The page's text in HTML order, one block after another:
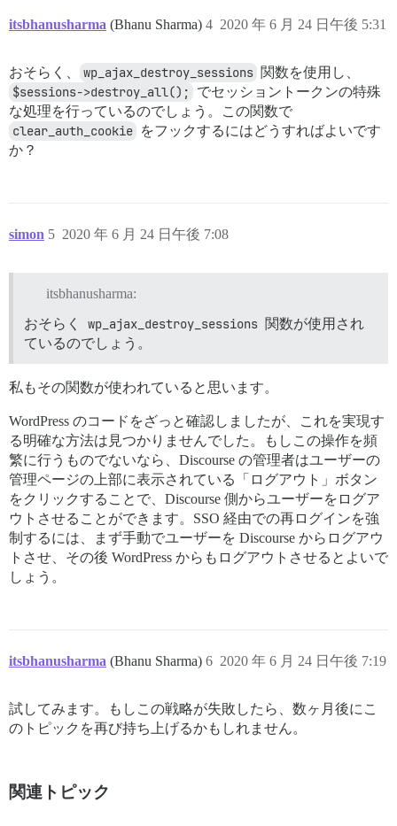
itsbhanusharma (Bhanu Sharma) 2020 年 6 月 24 日午後 5:31
4
おそらく、 wp_ajax_destroy_sessions 関数を使用し、
$sessions->destroy_all();
でセッショントークンの特殊
な処理を行っているのでしょう。この関数で
clear_auth_cookie をフックするにはどうすればよいです
か？
simon 2020 年 6 月 24 日午後 7:08
5
itsbhanusharma:
おそらく
wp_ajax_destroy_sessions 関数が使用され
ているのでしょう。
私もその関数が使われていると思います。
WordPress のコードをざっと確認しましたが、これを実現す
る明確な方法は見つかりませんでした。もしこの操作を頻
繁に行うものでないなら、Discourse の管理者はユーザーの
管理ページの上部に表示されている「ログアウト」ボタン
をクリックすることで、Discourse 側からユーザーをログア
ウトさせることができます。SSO 経由での再ログインを強
制するには、まず手動でユーザーを Discourse からログアウ
トさせ、その後 WordPress からもログアウトさせるとよいで
しょう。
itsbhanusharma (Bhanu Sharma) 2020 年 6 月 24 日午後 7:19
6
試してみます。もしこの戦略が失敗したら、数ヶ月後にこ
のトピックを再び持ち上げるかもしれません。
関連トピック